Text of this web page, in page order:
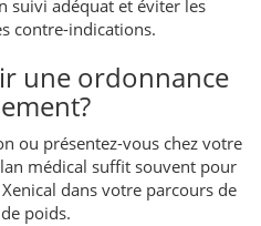
suivi adéquat et éviter les
contre-indications.
une ordonnance
ou présentez-vous chez votre
médical suffit souvent pour
dans votre parcours de
poids.